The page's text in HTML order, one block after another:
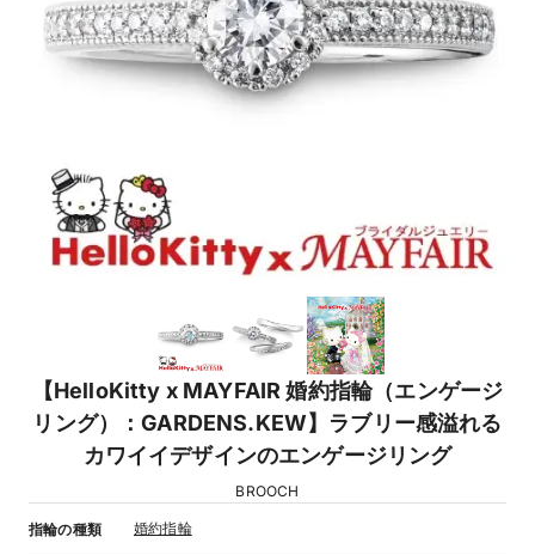
【HelloKitty x MAYFAIR 婚約指輪（エンゲージ
リング）：GARDENS.KEW】ラブリー感溢れる
カワイイデザインのエンゲージリング
BROOCH
指輪の種類 婚約指輪